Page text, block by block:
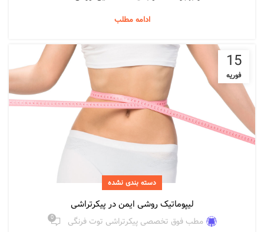
ادامه مطلب
15
فوریه
دسته بندی نشده
لیپوماتیک روشی ایمن در پیکرتراشی
مطب فوق تخصصی پیکرتراشی توت فرنگی 0